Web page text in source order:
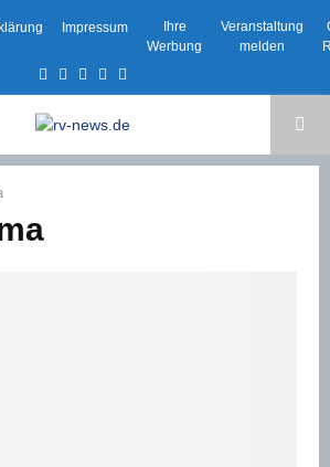
Impressum
Ihre
Werbung
Veranstaltung
melden
Facebook
TwitterInstagram
Email